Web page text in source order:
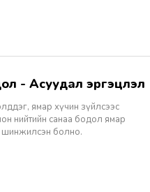
- Асуудал эргэцүүлэл
ямар хүчин зүйлсээс
нийтийн санаа бодол ямар
шинжилсэн болно.